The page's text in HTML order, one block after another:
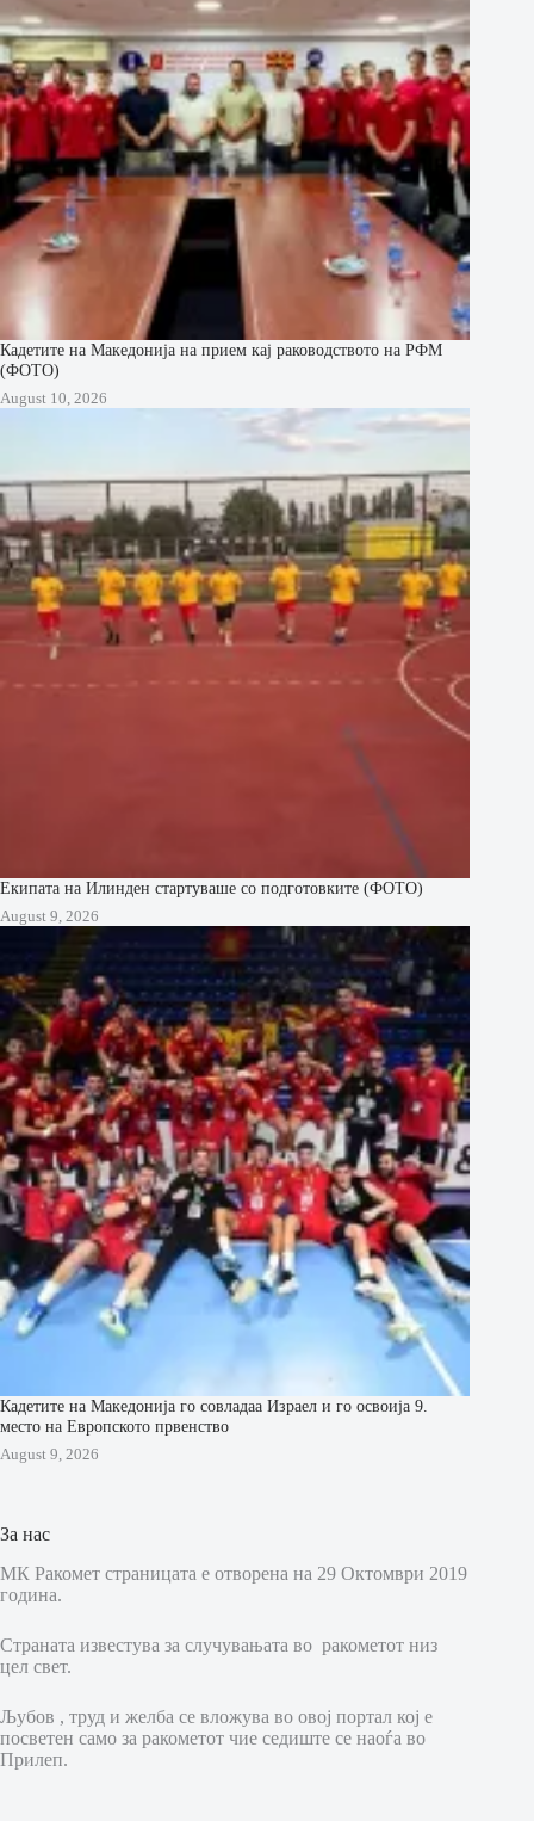
Кадетите на Македонија на прием кај раководството на РФМ
(ФОТО)
August 10, 2026
Екипата на Илинден стартуваше со подготовките (ФОТО)
August 9, 2026
Кадетите на Македонија го совладаа Израел и го освоија 9.
место на Европското првенство
August 9, 2026
За нас
МК Ракомет страницата е отворена на 29 Октомври 2019
година.
Страната известува за случувањата во ракометот низ
цел свет.
Љубов , труд и желба се вложува во овој портал кој е
посветен само за ракометот чие седиште се наоѓа во
Прилеп.